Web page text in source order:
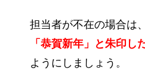
担当者が不在の場合は、
「恭賀新年」と朱印し
ようにしましょう。